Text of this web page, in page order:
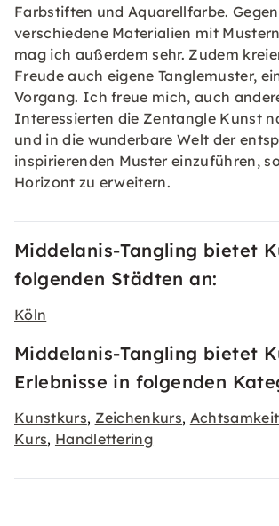
Farbstiften und Aquarellfarbe.
verschiedene Materialien mit
mag ich außerdem sehr. Zudem
Freude auch eigene Tanglemuster,
Vorgang. Ich freue mich, auch
Interessierten die Zentangle Kunst
und in die wunderbare Welt der
inspirierenden Muster einzuführen,
Horizont zu erweitern.
Middelanis-Tangling bietet
folgenden Städten an:
Köln
Middelanis-Tangling bietet
Erlebnisse in folgenden
Kunstkurs, Zeichenkurs,
Kurs, Handlettering